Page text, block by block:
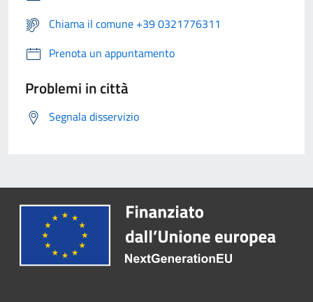
Chiama il comune +39 0321776311
Prenota un appuntamento
Problemi in città
Segnala disservizio